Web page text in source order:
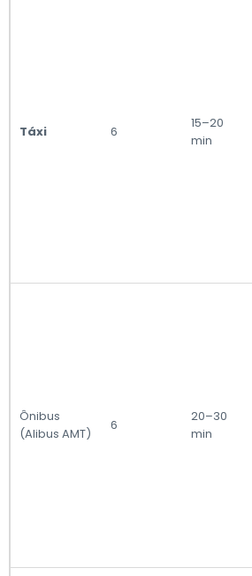
Táxi 6
15–20
min
Ônibus
(Alibus AMT)
6
20–30
min